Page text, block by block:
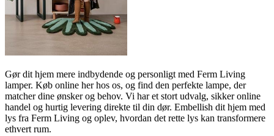
Gør dit hjem mere indbydende og personligt med Ferm Living
lamper. Køb online her hos os, og find den perfekte lampe, der
matcher dine ønsker og behov. Vi har et stort udvalg, sikker online
handel og hurtig levering direkte til din dør. Embellish dit hjem med
lys fra Ferm Living og oplev, hvordan det rette lys kan transformere
ethvert rum.